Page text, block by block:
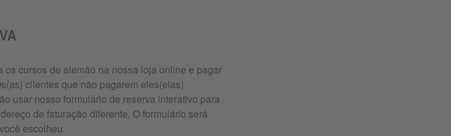
os cursos de alemão na nossa loja online e pagar
clientes que não pagarem eles(elas)
usar nosso formulário de reserva interativo para
de faturação diferente. O formulário será
escolheu.